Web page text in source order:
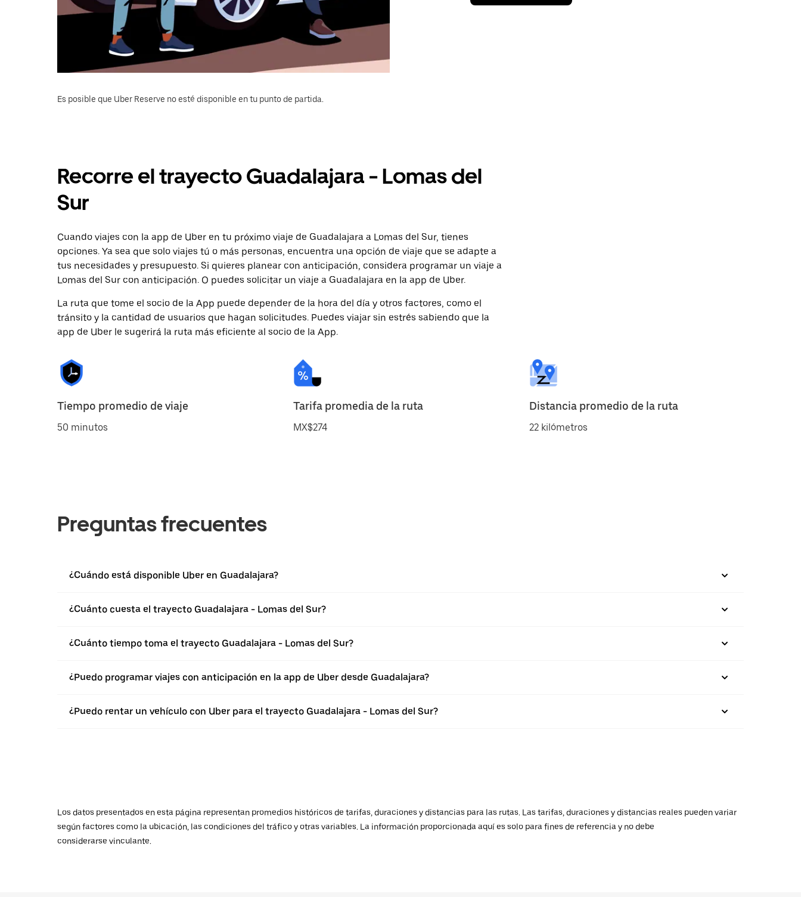
Es posible que Uber Reserve no esté disponible en tu punto de partida.
Recorre el trayecto Guadalajara - Lomas del
Sur
Cuando viajes con la app de Uber en tu próximo viaje de Guadalajara a Lomas del Sur, tienes
opciones. Ya sea que solo viajes tú o más personas, encuentra una opción de viaje que se adapte a
tus necesidades y presupuesto. Si quieres planear con anticipación, considera programar un viaje a
Lomas del Sur con anticipación. O puedes solicitar un viaje a Guadalajara en la app de Uber.
La ruta que tome el socio de la App puede depender de la hora del día y otros factores, como el
tránsito y la cantidad de usuarios que hagan solicitudes. Puedes viajar sin estrés sabiendo que la
app de Uber le sugerirá la ruta más eficiente al socio de la App.
Tiempo promedio de viaje
50 minutos
Tarifa promedia de la ruta
MX$274
Distancia promedio de la ruta
22 kilómetros
Preguntas frecuentes
¿Cuándo está disponible Uber en Guadalajara?
¿Cuánto cuesta el trayecto Guadalajara - Lomas del Sur?
¿Cuánto tiempo toma el trayecto Guadalajara - Lomas del Sur?
¿Puedo programar viajes con anticipación en la app de Uber desde Guadalajara?
¿Puedo rentar un vehículo con Uber para el trayecto Guadalajara - Lomas del Sur?
Los datos presentados en esta página representan promedios históricos de tarifas, duraciones y distancias para las rutas. Las tarifas, duraciones y distancias reales pueden variar
según factores como la ubicación, las condiciones del tráfico y otras variables. La información proporcionada aquí es solo para fines de referencia y no debe
considerarse vinculante.